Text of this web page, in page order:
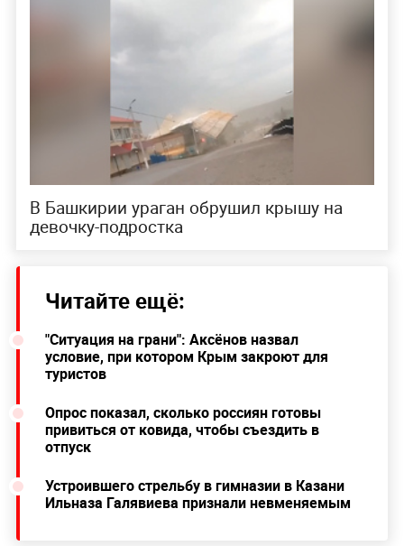
В Башкирии ураган обрушил крышу на
девочку-подростка
Читайте ещё:
"Ситуация на грани": Аксёнов назвал
условие, при котором Крым закроют для
туристов
Опрос показал, сколько россиян готовы
привиться от ковида, чтобы съездить в
отпуск
Устроившего стрельбу в гимназии в Казани
Ильназа Галявиева признали невменяемым